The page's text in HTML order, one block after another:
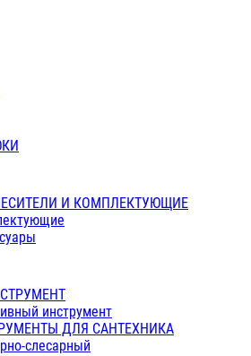
И КОМПЛЕКТУЮЩИЕ
инструмент
ДЛЯ САНТЕХНИКА
слесарный